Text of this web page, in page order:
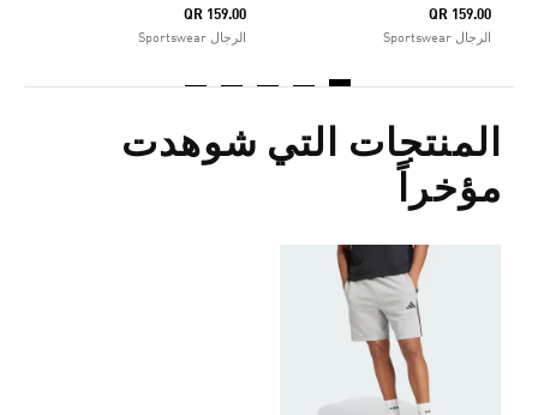
QR 159.00
الرجال Sportswear
QR 159.00
الرجال Sportswear
المنتجات التي شوهدت
مؤخراً